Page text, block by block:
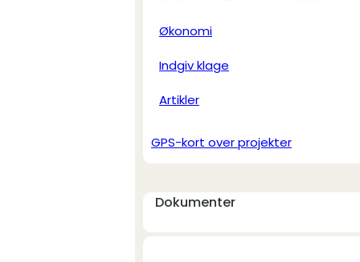
Økonomi
Indgiv klage
Artikler
GPS-kort over projekter
Dokumenter